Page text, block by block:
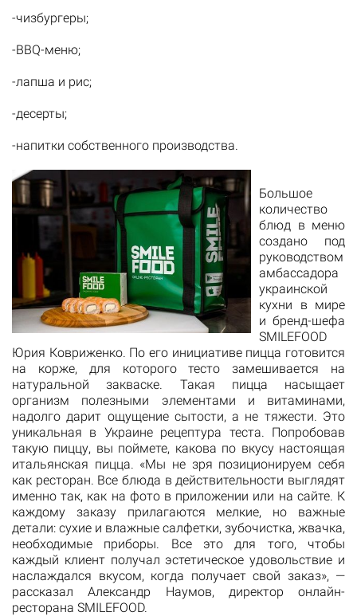
-чизбургеры;
-BBQ-меню;
-лапша и рис;
-десерты;
-напитки собственного производства.
Большое
количество
блюд в меню
создано под
руководством
амбассадора
украинской
кухни в мире
и бренд-шефа
SMILEFOOD
Юрия Ковриженко. По его инициативе пицца готовится
на корже, для которого тесто замешивается на
натуральной закваске. Такая пицца насыщает
организм полезными элементами и витаминами,
надолго дарит ощущение сытости, а не тяжести. Это
уникальная в Украине рецептура теста. Попробовав
такую пиццу, вы поймете, какова по вкусу настоящая
итальянская пицца. «Мы не зря позиционируем себя
как ресторан. Все блюда в действительности выглядят
именно так, как на фото в приложении или на сайте. К
каждому заказу прилагаются мелкие, но важные
детали: сухие и влажные салфетки, зубочистка, жвачка,
необходимые приборы. Все это для того, чтобы
каждый клиент получал эстетическое удовольствие и
наслаждался вкусом, когда получает свой заказ», —
рассказал Александр Наумов, директор онлайн-
ресторана SMILEFOOD.